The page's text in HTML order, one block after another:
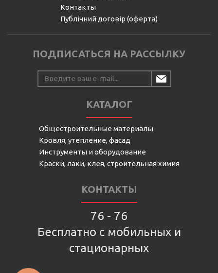
Контакты
Публічний договір (оферта)
ПОДПИСАТЬСЯ НА РАССЫЛКУ
КАТАЛОГ
Общестроительные материалы
Кровля, утепление, фасад
Инструменты и оборудование
Краски, лаки, клея, строительная химия
КОНТАКТЫ
76 - 76
Бесплатно с мобильных и
стационарных